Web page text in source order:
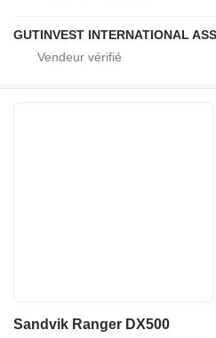
GUTINVEST INTERNATIONAL
Sandvik Ranger DX500